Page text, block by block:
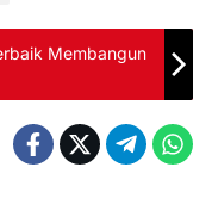
Membangun